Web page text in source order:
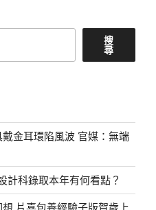
搜
尋
金耳環陷風波 官媒：無端
計科錄取本年有何看點？
片喜包養經驗子版賀歲上